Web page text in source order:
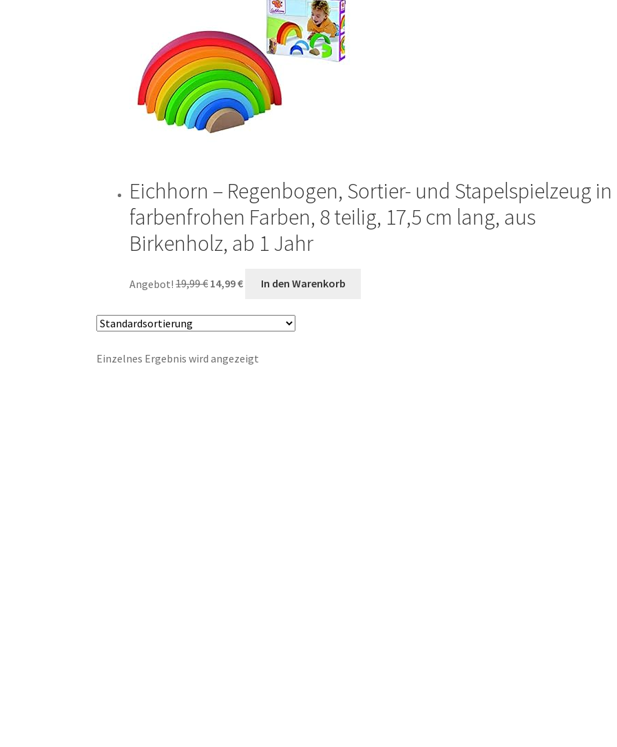
Eichhorn – Regenbogen, Sortier- und Stapelspielzeug in
farbenfrohen Farben, 8 teilig, 17,5 cm lang, aus
Birkenholz, ab 1 Jahr
Angebot! 19,99€
Preis
19,99 €
14,99€
14,99 €.
In den Warenkorb
Einzelnes Ergebnis wird angezeigt